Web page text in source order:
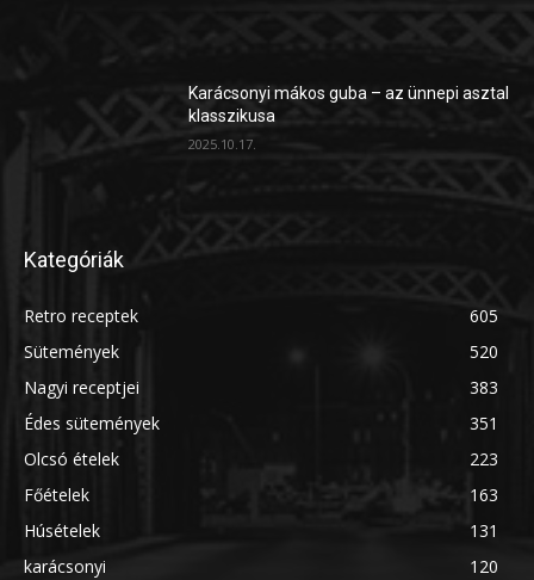
Karácsonyi mákos guba – az ünnepi asztal
klasszikusa
2025.10.17.
Kategóriák
Retro receptek
605
Sütemények
520
Nagyi receptjei
383
Édes sütemények
351
Olcsó ételek
223
Főételek
163
Húsételek
131
karácsonyi
120